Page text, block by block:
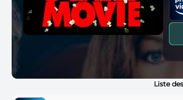
Liste